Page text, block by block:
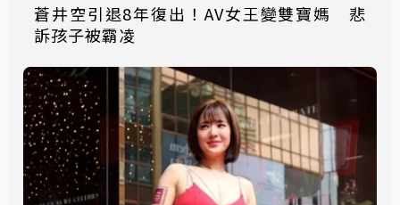
蒼井空引退8年復出！AV女王變雙寶媽 悲
訴孩子被霸凌